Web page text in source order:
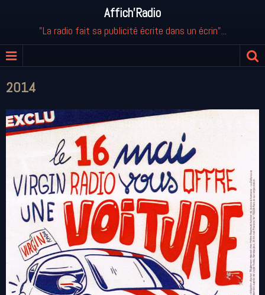
Affich'Radio
"La radio fait sa publicité écrite dans un écrin"...
2014